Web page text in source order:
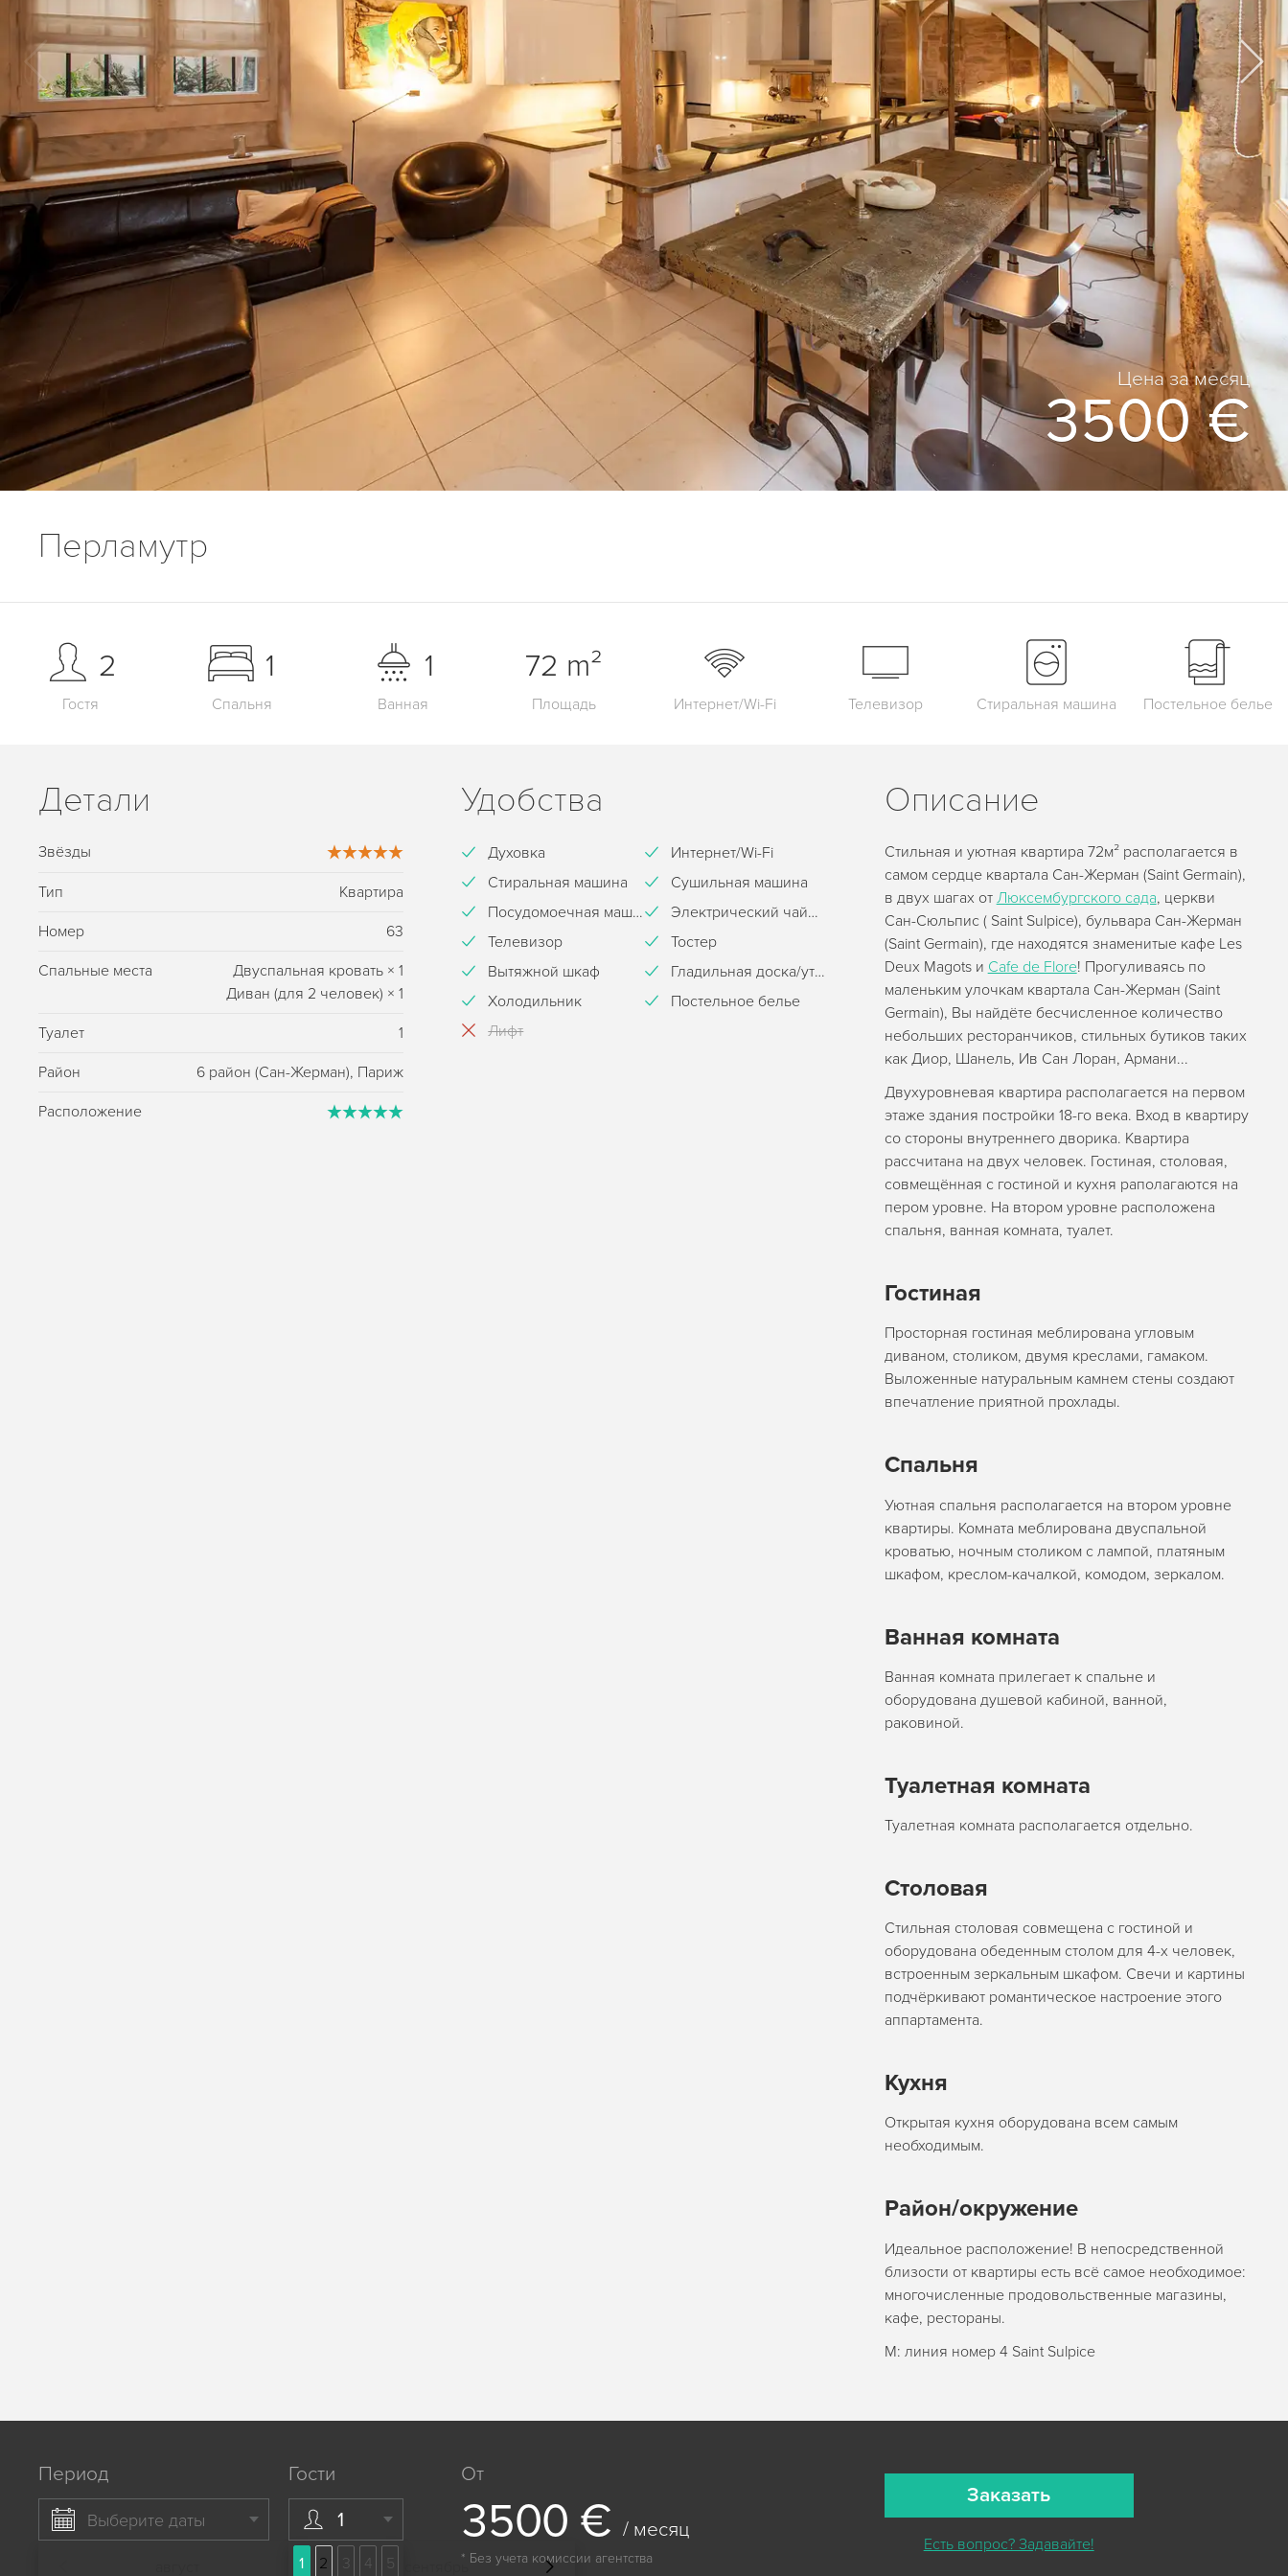
Цена за месяц
3500 €
Перламутр
Гостя
2
Спальня
1
Ванная
1
Площадь
72 m²
Интернет/Wi-Fi Телевизор Стиральная машина Постельное белье
Детали
Звёзды
Тип Квартира
Номер 63
Спальные места Двуспальная кровать ×1
Диван (для 2 человек) ×1
Туалет 1
Район 6 район (Сан-Жерман), Париж
Расположение
Удобства
Духовка
Интернет/Wi-Fi
Стиральная машина
Сушильная машина
Посудомоечная машина
Электрический чайник
Телевизор
Тостер
Вытяжной шкаф
Гладильная доска/утюг
Холодильник
Постельное белье
Лифт
Описание
Стильная и уютная квартира 72м² располагается в
самом сердце квартала Сан-Жерман (Saint Germain),
в двух шагах от Люксембургского сада, церкви
Сан-Сюльпис ( Saint Sulpice), бульвара Сан-Жерман
(Saint Germain), где находятся знаменитые кафе Les
Deux Magots и Cafe de Flore! Прогуливаясь по
маленьким улочкам квартала Сан-Жерман (Saint
Germain), Вы найдёте бесчисленное количество
небольших ресторанчиков, стильных бутиков таких
как Диор, Шанель, Ив Сан Лоран, Армани...
Двухуровневая квартира располагается на первом
этаже здания постройки 18-го века. Вход в квартиру
со стороны внутреннего дворика. Квартира
рассчитана на двух человек. Гостиная, столовая,
совмещённая с гостиной и кухня раполагаются на
пером уровне. На втором уровне расположена
спальня, ванная комната, туалет.
Гостиная
Просторная гостиная меблирована угловым
диваном, столиком, двумя креслами, гамаком.
Выложенные натуральным камнем стены создают
впечатление приятной прохлады.
Спальня
Уютная спальня располагается на втором уровне
квартиры. Комната меблирована двуспальной
кроватью, ночным столиком с лампой, платяным
шкафом, креслом-качалкой, комодом, зеркалом.
Ванная комната
Ванная комната прилегает к спальне и
оборудована душевой кабиной, ванной,
раковиной.
Туалетная комната
Туалетная комната располагается отдельно.
Столовая
Стильная столовая совмещена с гостиной и
оборудована обеденным столом для 4-х человек,
встроенным зеркальным шкафом. Свечи и картины
подчёркивают романтическое настроение этого
аппартамента.
Кухня
Открытая кухня оборудована всем самым
необходимым.
Район/окружение
Идеальное расположение! В непосредственной
близости от квартиры есть всё самое необходимое:
многочисленные продовольственные магазины,
кафе, рестораны.
M: линия номер 4 Saint Sulpice
Период
Выберите даты
Гости
1
1 2 3 4 5
От
3500 € / месяц
* Без учета комиссии агентства
Заказать
Есть вопрос? Задавайте!